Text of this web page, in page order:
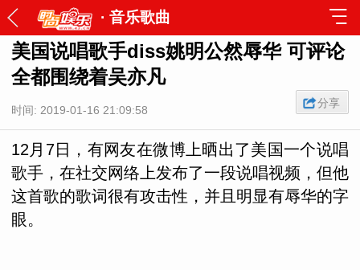
· 音乐歌曲
美国说唱歌手diss姚明公然辱华 可评论
全都围绕着吴亦凡
时间: 2019-01-16 21:09:58
分享
12月7日，有网友在微博上晒出了美国一个说唱
歌手，在社交网络上发布了一段说唱视频，但他
这首歌的歌词很有攻击性，并且明显有辱华的字
眼。